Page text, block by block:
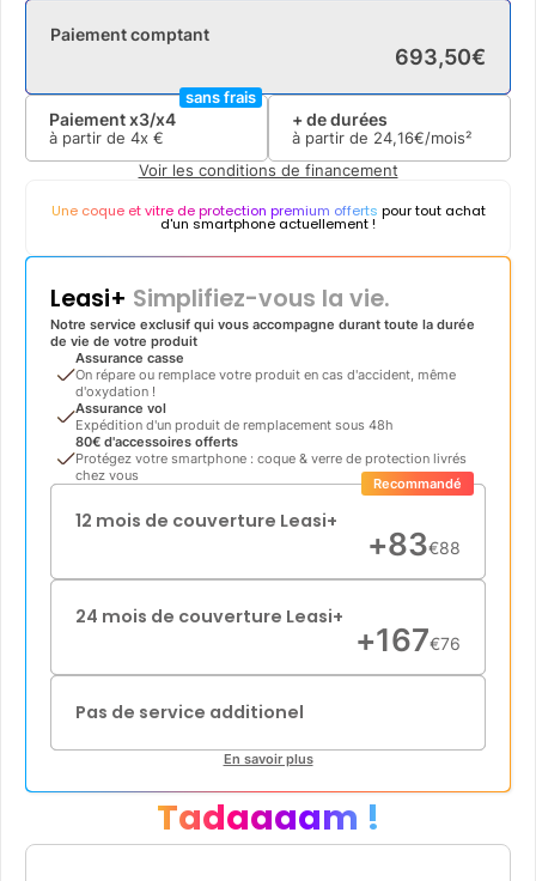
Paiement comptant
693,50€
Paiement x3/x4
à partir de 4x €
sans frais
+ de durées
à partir de 24,16€/mois²
Voir les conditions de financement
Une coque et vitre de protection premium offerts pour tout achat
d'un smartphone actuellement !
Leasi+ Simplifiez-vous la vie.
Notre service exclusif qui vous accompagne durant toute la durée
de vie de votre produit
Assurance casse
On répare ou remplace votre produit en cas d'accident, même
d'oxydation !
Assurance vol
Expédition d'un produit de remplacement sous 48h
80€ d'accessoires offerts
Protégez votre smartphone : coque & verre de protection livrés
chez vous
12 mois de couverture Leasi+
+83€88
Recommandé
24 mois de couverture Leasi+
+167€76
Pas de service additionel
En savoir plus
Tadaaaam !